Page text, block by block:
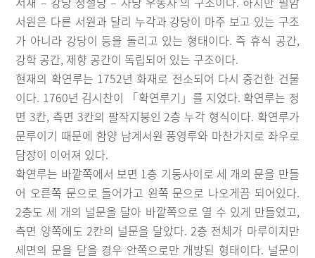
서원은 다른 서원과 달리 누각과 강당이 마주 보고 있는 구조
가 아니라 강당이 등을 돌리고 있는 형태이다. 즉 휴식 공간,
강학 공간, 제향 공간이 독립되어 있는 구조이다.
현재의 확연루는 1752년 화재로 전소되어 다시 중건한 건물
이다. 1760년 김시찬이 「확연루기」를 지었다. 확연루는 정
면 3칸, 측면 3칸의 팔작지붕인 2층 누각 형식이다. 확연루가
문루이기 때문에 함양 남계서원 풍영루와 마찬가지로 좌우로
담장이 이어져 있다.
확연루는 바깥쪽에서 보면 1층 기둥사이로 세 개의 문을 만들
어 오른쪽 문으로 들어가고 왼쪽 문으로 나오게끔 되어있다.
2층도 세 개의 널문을 달아 바깥쪽으로 열 수 있게 만들었고,
측면 양쪽에도 2칸의 널문을 달았다. 2층 전체가 마루이지만
세면의 문을 닫을 경우 안쪽으로만 개방된 형태이다. 널문이